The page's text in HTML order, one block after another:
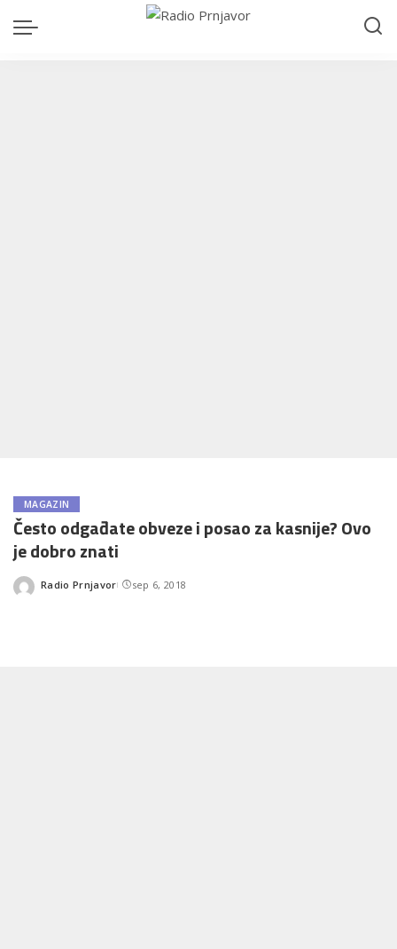
MAGAZIN
Često odgađate obveze i posao za kasnije? Ovo
je dobro znati
Posted
Radio Prnjavor sep 6, 2018